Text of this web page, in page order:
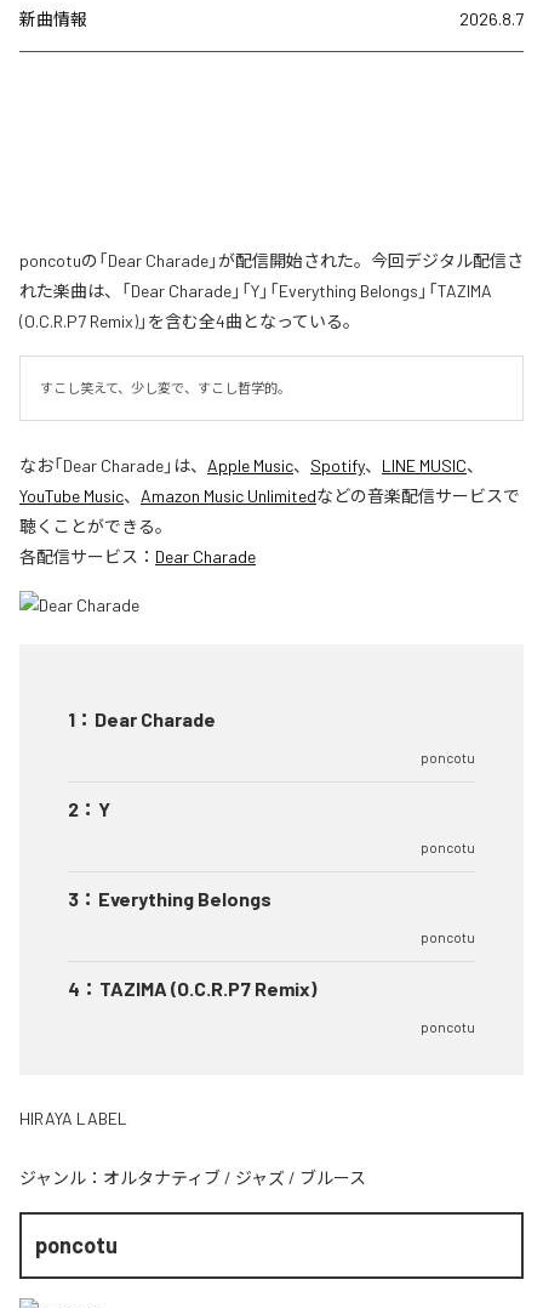
新曲情報 2026.8.7
poncotuの「Dear Charade」が配信開始された。今回デジタル配信さ
れた楽曲は、「Dear Charade」「Y」「Everything Belongs」「TAZIMA
(O.C.R.P7 Remix)」を含む全4曲となっている。
すこし笑えて、少し変で、すこし哲学的。
なお「Dear Charade」は、 Apple Music、 Spotify、 LINE MUSIC、
YouTube Music、 Amazon Music Unlimitedなどの音楽配信サービスで
聴くことができる。
各配信サービス： Dear Charade
1 ： Dear Charade
poncotu
2 ： Y
poncotu
3 ： Everything Belongs
poncotu
4 ： TAZIMA (O.C.R.P7 Remix)
poncotu
HIRAYA LABEL
ジャンル： オルタナティブ / ジャズ / ブルース
poncotu